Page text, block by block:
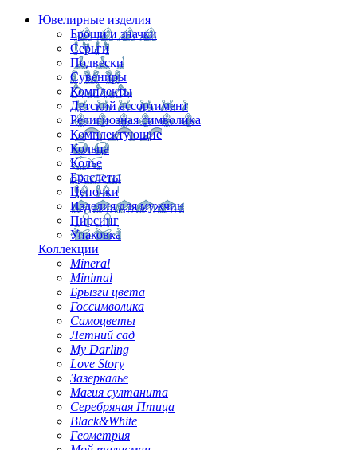
Ювелирные изделия
Броши и значки
Серьги
Подвески
Сувениры
Комплекты
Детский ассортимент
Религиозная символика
Комплектующие
Кольца
Колье
Браслеты
Цепочки
Изделия для мужчин
Пирсинг
Упаковка
Коллекции
Mineral
Minimal
Брызги цвета
Госсимволика
Самоцветы
Летний сад
My Darling
Love Story
Зазеркалье
Магия султанита
Серебряная Птица
Black&White
Геометрия